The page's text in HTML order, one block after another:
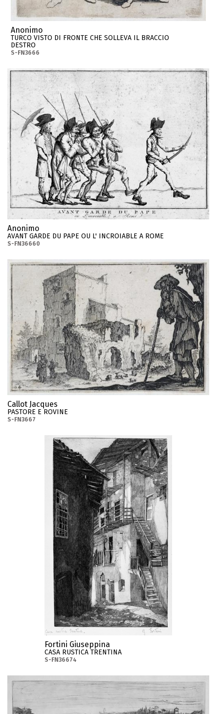
Anonimo
TURCO VISTO DI FRONTE CHE SOLLEVA IL BRACCIO
DESTRO
S-FN3666
Anonimo
AVANT GARDE DU PAPE OU L' INCROIABLE A ROME
S-FN36660
Callot Jacques
PASTORE E ROVINE
S-FN3667
Fortini Giuseppina
CASA RUSTICA TRENTINA
S-FN36674